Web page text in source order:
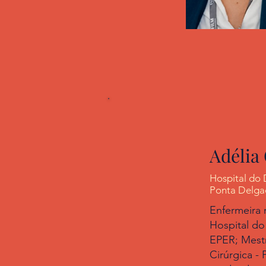
Adélia
Hospital do
Ponta
Enfermeira
Hospital
EPER;
Cirúrgica -